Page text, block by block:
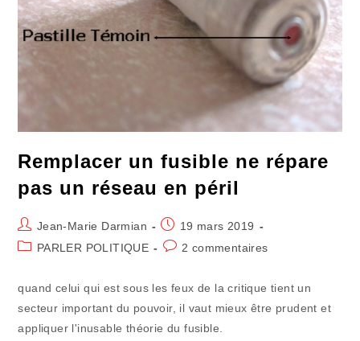
Remplacer un fusible ne répare
pas un réseau en péril
Auteur/autrice
de
Jean-Marie Darmian
Publication
publiée :
19 mars 2019
PostPARLER POLITIQUE
Commentaires
publication :
2 commentaires
quand celui qui est sous les feux de la critique tient un
secteur important du pouvoir, il vaut mieux être prudent et
appliquer l'inusable théorie du fusible.